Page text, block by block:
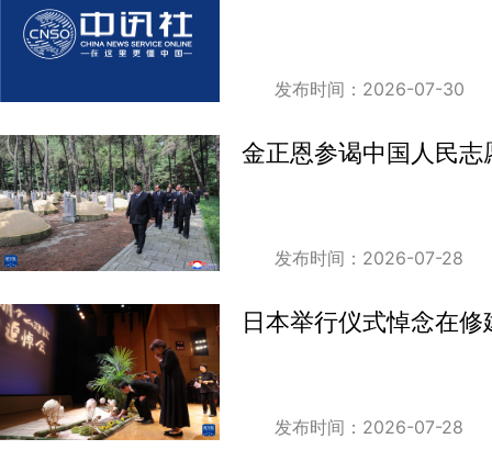
发布时间：2026-07-30
金正恩参谒中国人民志
发布时间：2026-07-28
日本举行仪式悼念在
发布时间：2026-07-28